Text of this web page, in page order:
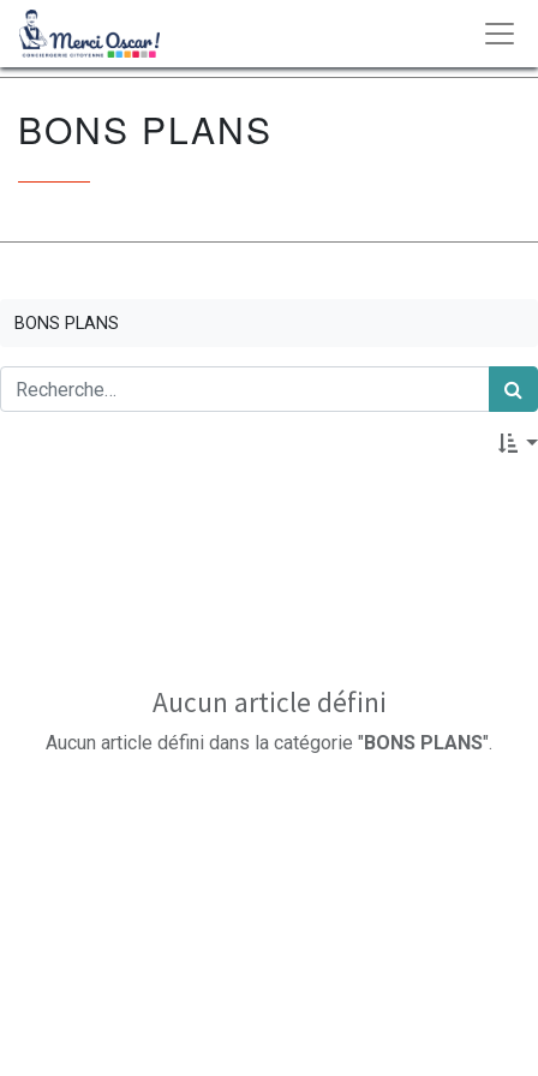
BONS PLANS
BONS PLANS
Aucun article défini
Aucun article défini dans la catégorie " BONS PLANS".